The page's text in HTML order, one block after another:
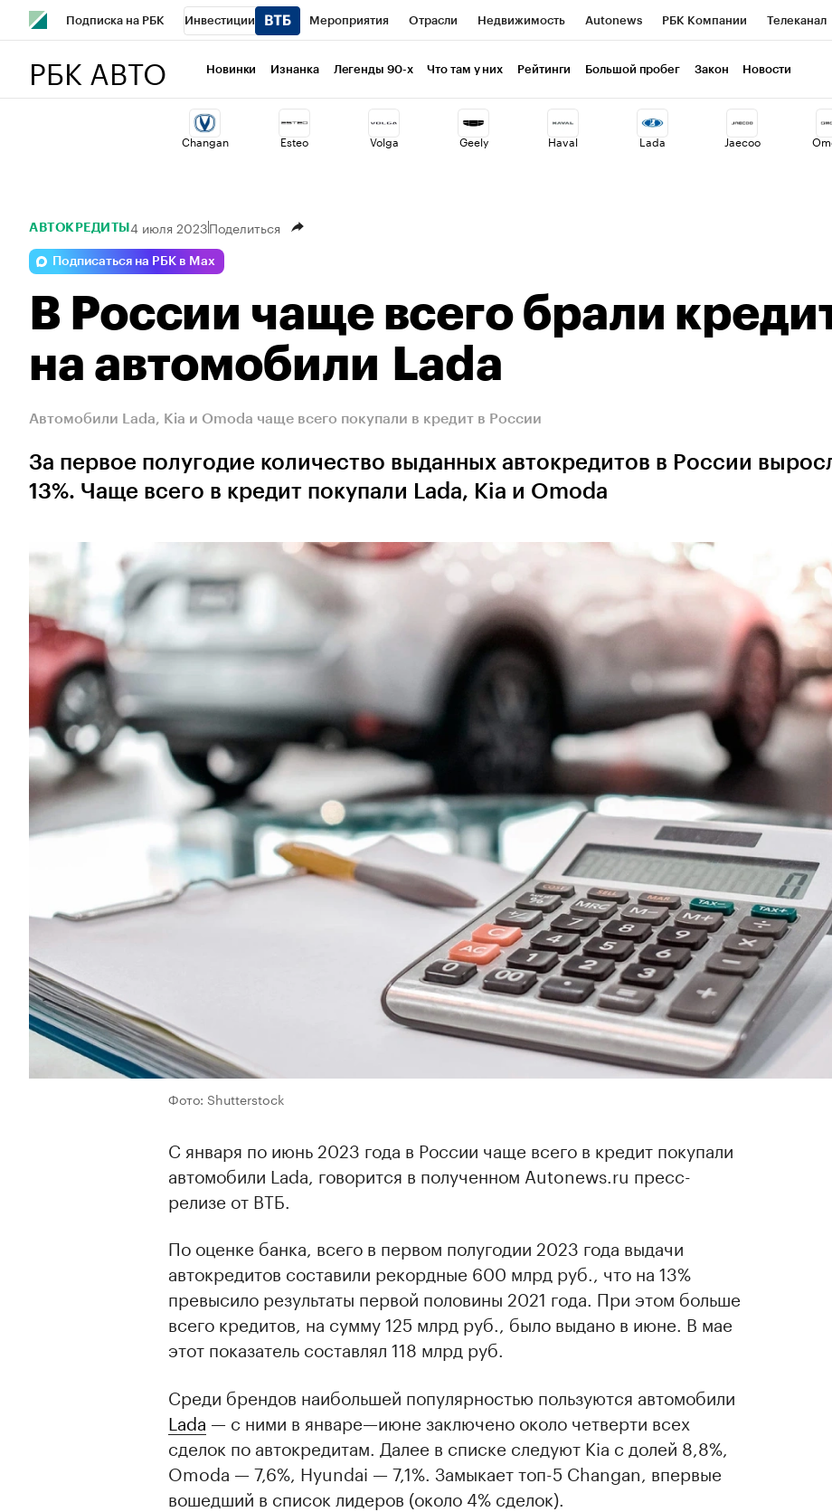
Подписка на РБК Инвестиции Мероприятия Отрасли Недвижимость Autonews РБК Компании Телеканал
Визионеры
Стиль Крипто РБК Бизнес-среда Дискуссионный клуб Исследования Кредитные рейтинги Франшизы Газета
Конференции СПб Спецпроекты Проверка контрагентов Экономика Бизнес
РБК АВТО Новинки Изнанка Легенды 90-х Что там у них Рейтинги Большой пробег Закон Новости
Changan Esteo Volga Geely Haval Lada Jaecoo
АВТОКРЕДИТЫ 4 июля 2023Поделиться
Подписаться на РБК в Max
В России чаще всего брали
на автомобили Lada
Автомобили Lada, Kia и Omoda чаще всего покупали в кредит в России
За первое полугодие количество выданных автокредитов в России
13%. Чаще всего в кредит покупали Lada, Kia и Omoda
Фото: Shutterstock
С января по июнь 2023 года в России чаще всего в кредит покупали
автомобили Lada, говорится в полученном Autonews.ru пресс-
релизе от ВТБ.
По оценке банка, всего в первом полугодии 2023 года выдачи
автокредитов составили рекордные 600 млрд руб., что на 13%
превысило результаты первой половины 2021 года. При этом больше
всего кредитов, на сумму 125 млрд руб., было выдано в июне. В мае
этот показатель составлял 118 млрд руб.
Среди брендов наибольшей популярностью пользуются автомобили
Lada — c ними в январе—июне заключено около четверти всех
сделок по автокредитам. Далее в списке следуют Kia с долей 8,8%,
Omoda — 7,6%, Hyundai — 7,1%. Замыкает топ-5 Changan, впервые
вошедший в список лидеров (около 4% сделок).